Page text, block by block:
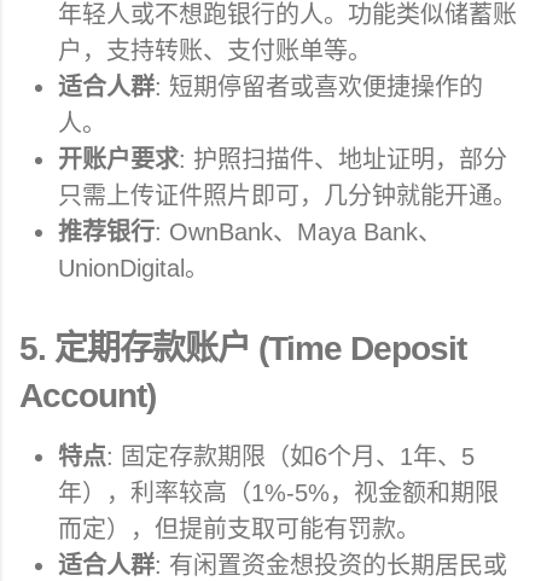
年轻人或不想跑银行的人。功能类似储蓄账
户，支持转账、支付账单等。
适合人群: 短期停留者或喜欢便捷操作的
人。
开账户要求: 护照扫描件、地址证明，部分
只需上传证件照片即可，几分钟就能开通。
推荐银行: OwnBank、Maya Bank、
UnionDigital。
5. 定期存款账户 (Time Deposit
Account)
特点: 固定存款期限（如6个月、1年、5
年），利率较高（1%-5%，视金额和期限
而定），但提前支取可能有罚款。
适合人群: 有闲置资金想投资的长期居民或